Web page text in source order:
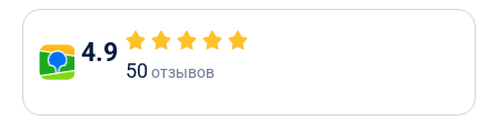
4.9
50отзывов